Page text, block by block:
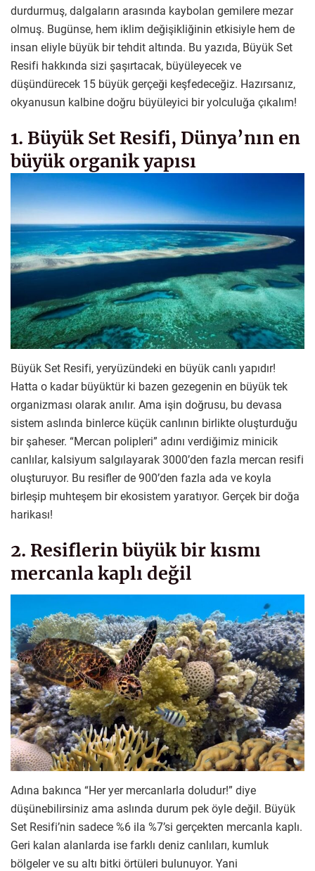
durdurmuş, dalgaların arasında kaybolan gemilere mezar
olmuş. Bugünse, hem iklim değişikliğinin etkisiyle hem de
insan eliyle büyük bir tehdit altında. Bu yazıda, Büyük Set
Resifi hakkında sizi şaşırtacak, büyüleyecek ve
düşündürecek 15 büyük gerçeği keşfedeceğiz. Hazırsanız,
okyanusun kalbine doğru büyüleyici bir yolculuğa çıkalım!
1. Büyük Set Resifi, Dünya’nın en
büyük organik yapısı
Büyük Set Resifi, yeryüzündeki en büyük canlı yapıdır!
Hatta o kadar büyüktür ki bazen gezegenin en büyük tek
organizması olarak anılır. Ama işin doğrusu, bu devasa
sistem aslında binlerce küçük canlının birlikte oluşturduğu
bir şaheser. “Mercan polipleri” adını verdiğimiz minicik
canlılar, kalsiyum salgılayarak 3000’den fazla mercan resifi
oluşturuyor. Bu resifler de 900’den fazla ada ve koyla
birleşip muhteşem bir ekosistem yaratıyor. Gerçek bir doğa
harikası!
2. Resiflerin büyük bir kısmı
mercanla kaplı değil
Adına bakınca “Her yer mercanlarla doludur!” diye
düşünebilirsiniz ama aslında durum pek öyle değil. Büyük
Set Resifi’nin sadece %6 ila %7’si gerçekten mercanla kaplı.
Geri kalan alanlarda ise farklı deniz canlıları, kumluk
bölgeler ve su altı bitki örtüleri bulunuyor. Yani